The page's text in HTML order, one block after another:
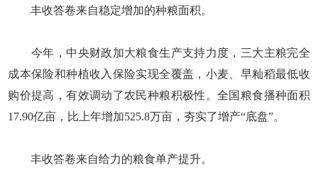
丰收答卷来自稳定增加的种粮面积。
今年，中央财政加大粮食生产支持力度，三大主粮完全
成本保险和种植收入保险实现全覆盖，小麦、早籼稻最低收
购价提高，有效调动了农民种粮积极性。全国粮食播种面积
17.90亿亩，比上年增加525.8万亩，夯实了增产“底盘”。
丰收答卷来自给力的粮食单产提升。